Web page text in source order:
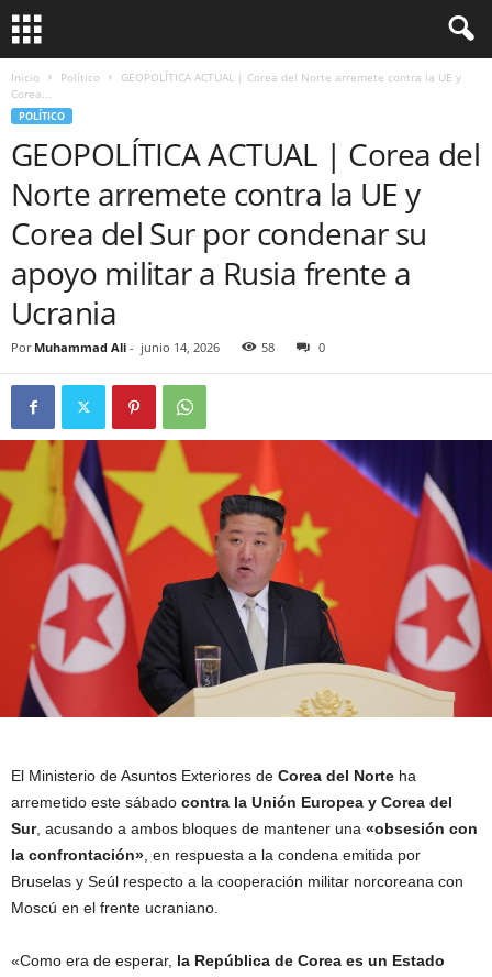
Inicio Político
GEOPOLÍTICA ACTUAL | Corea del Norte arremete contra la UE y
Corea...
POLÍTICO
GEOPOLÍTICA ACTUAL | Corea del
Norte arremete contra la UE y
Corea del Sur por condenar su
apoyo militar a Rusia frente a
Ucrania
Por Muhammad Ali - junio 14, 2026 58 0
El Ministerio de Asuntos Exteriores de Corea del Norte ha
arremetido este sábado contra la Unión Europea y Corea del
Sur, acusando a ambos bloques de mantener una «obsesión con
la confrontación» , en respuesta a la condena emitida por
Bruselas y Seúl respecto a la cooperación militar norcoreana con
Moscú en el frente ucraniano.
«Como era de esperar, la República de Corea es un Estado